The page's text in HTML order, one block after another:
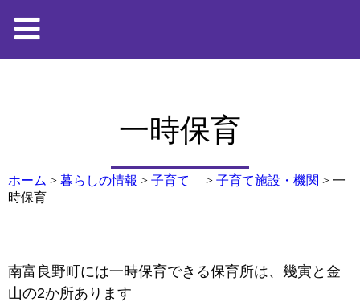
一時保育
ホーム > 暮らしの情報 > 子育て > 子育て施設・機関 > 一
時保育
南富良野町には一時保育できる保育所は、幾寅と金
山の2か所あります